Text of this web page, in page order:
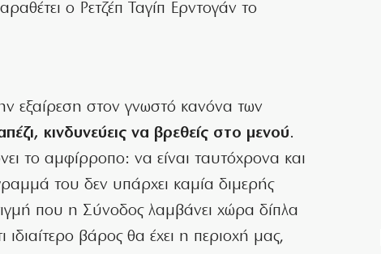
ο Ρετζέπ Ταγίπ Ερντογάν το
εξαίρεση στον γνωστό κανόνα των
κινδυνεύεις να βρεθείς στο μενού.
το αμφίρροπο: να είναι ταυτόχρονα και
του δεν υπάρχει καμία διμερής
που η Σύνοδος λαμβάνει χώρα δίπλα
βάρος θα έχει η περιοχή μας,